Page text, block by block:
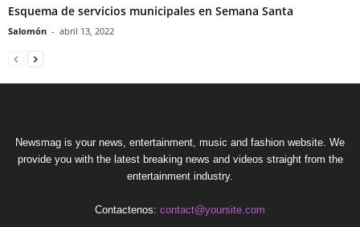
Esquema de servicios municipales en Semana Santa
Salomón - abril 13, 2022
Newsmag is your news, entertainment, music and fashion website. We
provide you with the latest breaking news and videos straight from the
entertainment industry.
Contactenos: contact@yoursite.com